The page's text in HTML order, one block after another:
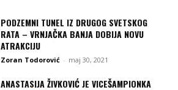
PODZEMNI TUNEL IZ DRUGOG SVETSKOG
RATA – VRNJAČKA BANJA DOBIJA NOVU
ATRAKCIJU
Zoran Todorović - maj 30, 2021
ANASTASIJA ŽIVKOVIĆ JE VICEŠAMPIONKA